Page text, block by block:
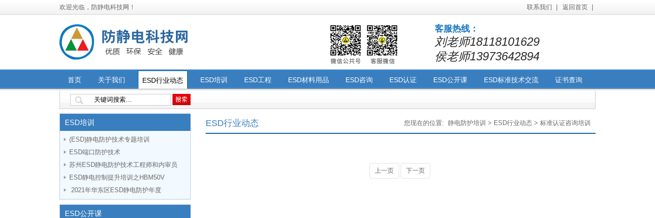
欢迎光临，防静电科技网！ 联系我们 | 返回首页 |
客服热线：
刘老师18118101629
侯老师13973642894
首页 关于我们 ESD行业动态 ESD培训 ESD工程 ESD材料用品 ESD咨询 ESD认证 ESD公开课 ESD标准技术交流 证书查询
技术研发应用 推荐课程
ESD培训
(ESD)静电防护技术专题培训
ESD端口防护技术
苏州ESD静电防护技术工程师和内审员
ESD静电控制提升培训之HBM50V
2021年华东区ESD静电防护年度
ESD公开课
ESD行业动态 您现在的位置: 静电防护培训 > ESD行业动态 > 标准认证咨询培训
上一页 下一页